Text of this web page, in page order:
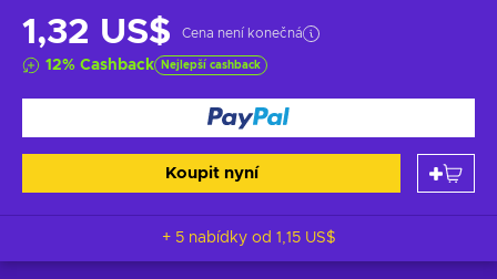
1,32 US$ Cena není konečná
12% Cashback Nejlepší cashback
Koupit nyní
+ 5 nabídky od 1,15 US$